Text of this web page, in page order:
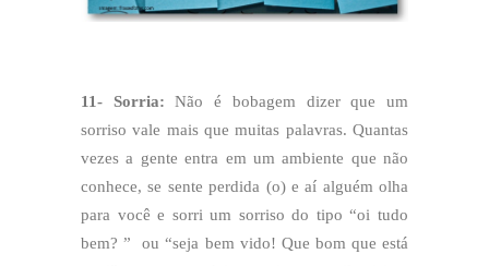
11- Sorria:Não é bobagem dizer que um
sorriso vale mais que muitas palavras. Quantas
vezes a gente entra em um ambiente que não
conhece, se sente perdida (o) e aí alguém olha
para você e sorri um sorriso do tipo “oi tudo
bem? ” ou “seja bem vido! Que bom que está